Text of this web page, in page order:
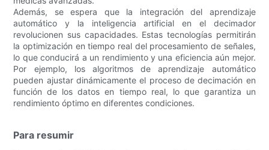
Además, se espera que la integración del aprendizaje
automático y la inteligencia artificial en el decimador
revolucionen sus capacidades. Estas tecnologías permitirán
la optimización en tiempo real del procesamiento de señales,
lo que conducirá a un rendimiento y una eficiencia aún mejor.
Por ejemplo, los algoritmos de aprendizaje automático
pueden ajustar dinámicamente el proceso de decimación en
función de los datos en tiempo real, lo que garantiza un
rendimiento óptimo en diferentes condiciones.
Para resumir